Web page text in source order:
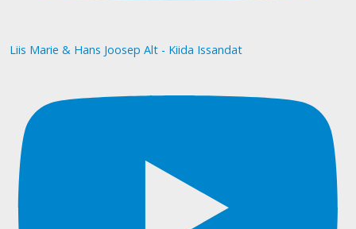
Liis Marie & Hans Joosep Alt - Kiida Issandat